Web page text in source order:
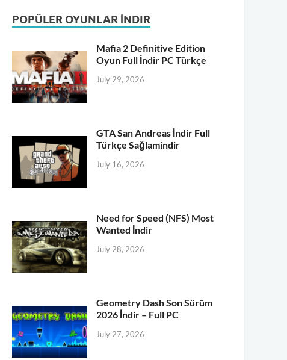
POPÜLER OYUNLAR İNDIR
Mafia 2 Definitive Edition
Oyun Full İndir PC Türkçe
July 29, 2026
GTA San Andreas İndir Full
Türkçe Sağlamindir
July 16, 2026
Need for Speed (NFS) Most
Wanted İndir
July 28, 2026
Geometry Dash Son Sürüm
2026 İndir – Full PC
July 27, 2026